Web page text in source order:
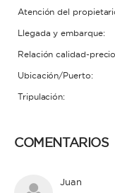
Atención del
Llegada y embarque:
Relación calidad-
Ubicación/Puerto:
Tripulación:
COMENTARIOS
Juan